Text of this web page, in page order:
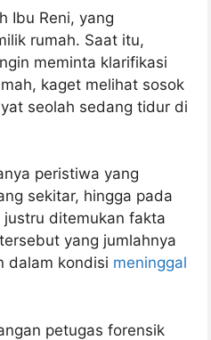
Ibu Reni, yang
rumah. Saat itu,
meminta klarifikasi
kaget melihat sosok
seolah sedang tidur di
peristiwa yang
sekitar, hingga pada
ditemukan fakta
yang jumlahnya
dalam kondisi meninggal
petugas forensik